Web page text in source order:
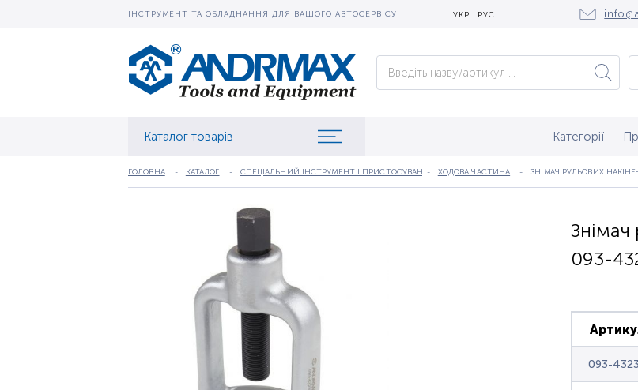
ІНСТРУМЕНТ ТА ОБЛАДНАННЯ ДЛЯ ВАШОГО АВТОСЕРВІСУ УКР РУС
Каталог товарів Категорії
ГОЛОВНА КАТАЛОГ СПЕЦІАЛЬНИЙ ІНСТРУМЕНТ І ПРИСТОСУВАННЯ (ПАЛИВНА СИСТЕМА, МОТОРНА ГРУПА, ХОДОВА
ХОДОВА ЧАСТИНА ЗНІМАЧ РУЛЬОВИХ
Знімач
093-
093-